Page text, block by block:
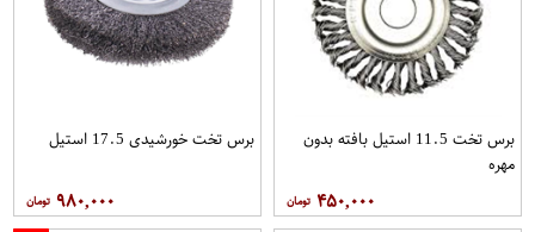
برس تخت 11.5 استیل بافته بدون
مهره
۴۵۰,۰۰۰
برس تخت خورشیدی 17.5 استیل
۹۸۰,۰۰۰